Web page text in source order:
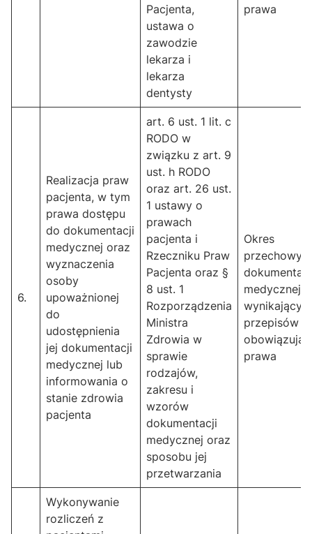
Pacjenta,
ustawa o
zawodzie
lekarza i
lekarza
dentysty
prawa
6.
Realizacja praw
pacjenta, w tym
prawa dostępu
do dokumentacji
medycznej oraz
wyznaczenia
osoby
upoważnionej
do
udostępnienia
jej dokumentacji
medycznej lub
informowania o
stanie zdrowia
pacjenta
art. 6 ust. 1 lit. c
RODO w
związku z art. 9
ust. h RODO
oraz art. 26 ust.
1 ustawy o
prawach
pacjenta i
Rzeczniku Praw
Pacjenta oraz §
8 ust. 1
Rozporządzenia
Ministra
Zdrowia w
sprawie
rodzajów,
zakresu i
wzorów
dokumentacji
medycznej oraz
sposobu jej
przetwarzania
Okres
medycznej
wynikający z
przepisów
prawa
Wykonywanie
rozliczeń z